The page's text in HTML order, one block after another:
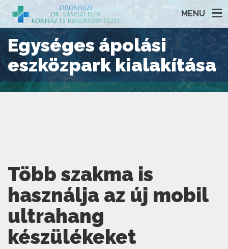
MENU
Egységes ápolási
eszközpark kialakítása
Több szakma is
használja az új mobil
ultrahang
készülékeket